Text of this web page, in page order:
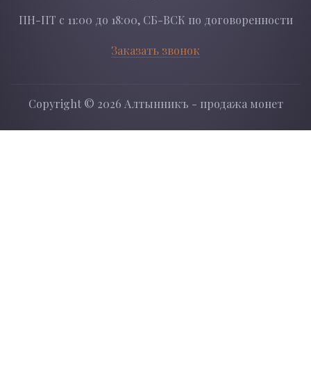
ПН-ПТ с 11:00 до 18:00, СБ-ВСК по договоренности
Заказать звонок
Copyright © 2026 Алтынникъ - продажа монет